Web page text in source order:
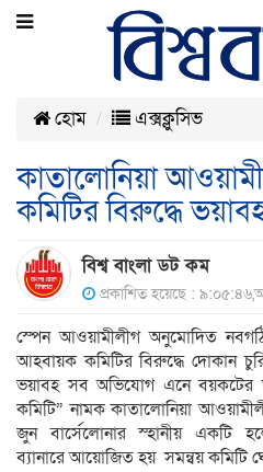
হোম এক্সক্লুসিভ
কাতালোনিয়া
কমিটির বিরুদ্ধে
বিশ্ব বাংলা ডট কম
প্রকাশিত হয়েছে :
স্পেন আওয়ামীলীগ অনুমোদিত
আহবায়ক কমিটির বিরুদ্ধে দোকান
ভয়াবহ সব অভিযোগ এনে বয়কটের
কমিটি” নামক কাতালোনিয়া
জুন বার্সেলোনার স্হানীয় একটি
ব্যানারে আয়োজিত হয় সমন্বয় কমিটি